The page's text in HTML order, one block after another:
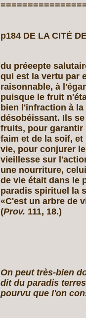
p184 DE LA CITÉ
du préeepte
qui est la vertu par
raisonnable, à
puisque le fruit
bien l'infraction à la
désobéissant. Ils
fruits, pour garantir
faim et de la soif,
vie, pour conjurer
vieillesse sur
une nourriture,
de vie était dans le
paradis spirituel la
«C'est un arbre de
(Prov. 111, 18.)
On peut très‑bien
dit du paradis
pourvu que l'on